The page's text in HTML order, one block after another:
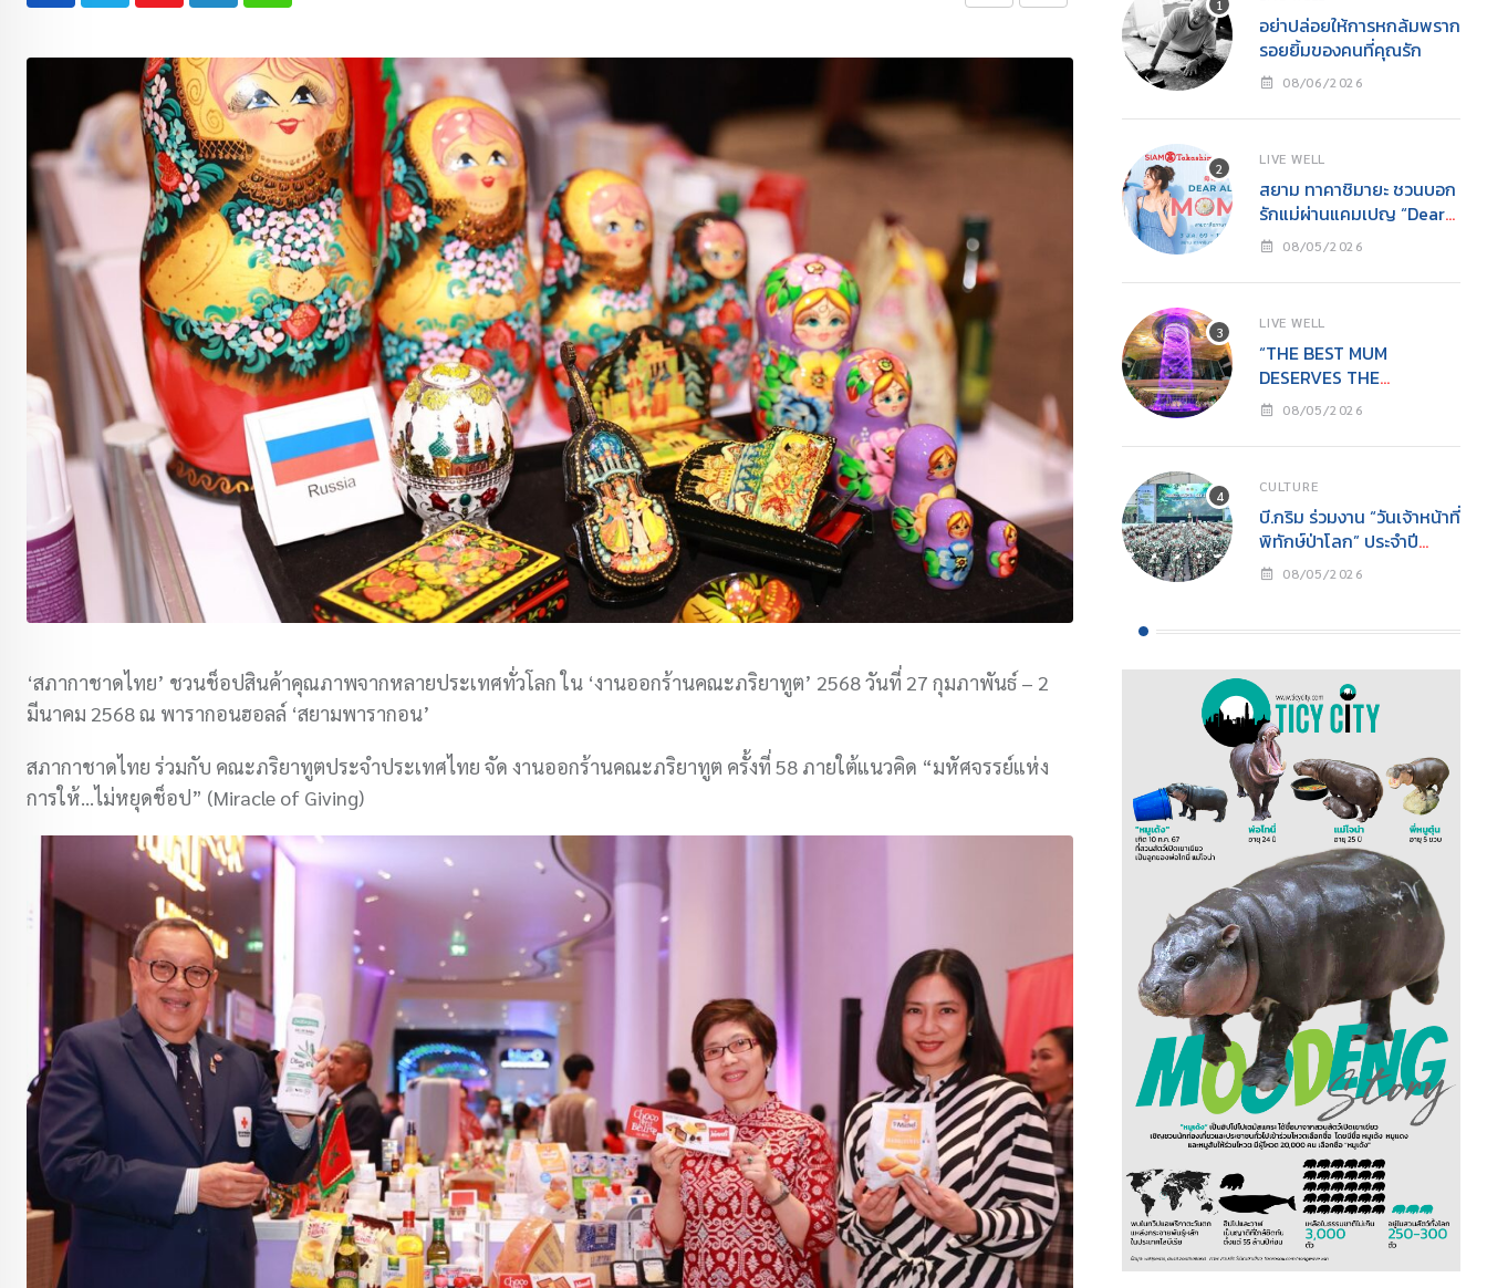
‘สภากาชาดไทย’ ชวนช็อปสินค้าคุณภาพจากหลายประเทศทั่วโลก ใน ‘งานออกร้านคณะภริยาทูต’ 2568 วันที่ 27 กุมภาพันธ์ – 2
มีนาคม 2568 ณ พารากอนฮอลล์ ‘สยามพารากอน’
สภากาชาดไทย ร่วมกับ คณะภริยาทูตประจำประเทศไทย จัด งานออกร้านคณะภริยาทูต ครั้งที่ 58 ภายใต้แนวคิด “มหัศจรรย์แห่ง
การให้…ไม่หยุดช็อป” (Miracle of Giving)
อย่าปล่อยให้การหกล้มพราก
รอยยิ้มของคนที่คุณรัก
08/06/2026
LIVE WELL
สยาม ทาคาชิมายะ ชวนบอก
รักแม่ผ่านแคมเปญ “Dear
All Moms”ช็อปคุ้ม รับของ
อบอุ่นวันแม่
08/05/2026
LIVE WELL
“THE BEST MUM
DESERVES THE
BEST”ไอคอนสยามชวนลูก
ในวันแม่
08/05/2026
CULTURE
บี.กริม ร่วมงาน “วันเจ้าหน้าที่
พิทักษ์ป่าโลก” ประจำปี
2569สนับสนุนการปฏิบัติ
ธรรมชาติสู่ความยั่งยืน
08/05/2026